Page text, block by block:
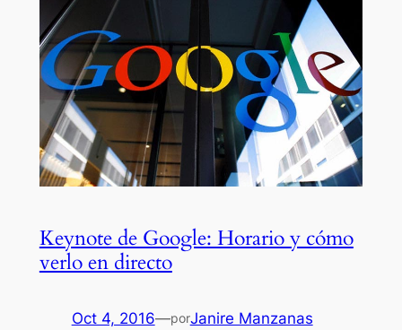
Keynote de Google: Horario y cómo
verlo en directo
Oct 4, 2016—porJanire Manzanas